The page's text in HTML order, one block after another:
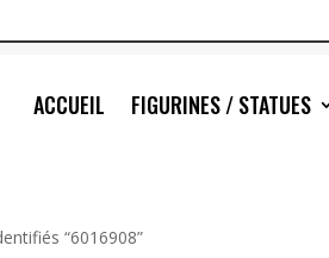
ACCUEIL FIGURINES / STATUES
“6016908”